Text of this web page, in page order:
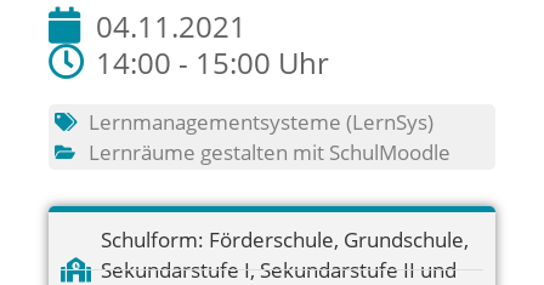
04.11.2021
14:00 - 15:00 Uhr
Lernmanagementsysteme (LernSys)
Lernräume gestalten mit SchulMoodle
Schulform: Förderschule, Grundschule,
Sekundarstufe I, Sekundarstufe II und